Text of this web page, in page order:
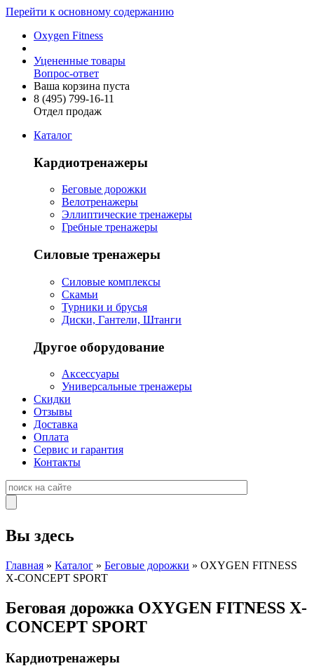
Перейти к основному содержанию
Oxygen Fitness
Уцененные товары
Вопрос-ответ
Ваша корзина пуста
8 (495) 799-16-11
Отдел продаж
Каталог
Кардиотренажеры
Беговые дорожки
Велотренажеры
Эллиптические тренажеры
Гребные тренажеры
Силовые тренажеры
Силовые комплексы
Скамьи
Турники и брусья
Диски, Гантели, Штанги
Другое оборудование
Аксессуары
Универсальные тренажеры
Скидки
Отзывы
Доставка
Оплата
Сервис и гарантия
Контакты
Вы здесь
Главная » Каталог » Беговые дорожки » OXYGEN FITNESS
X-CONCEPT SPORT
Беговая дорожка OXYGEN FITNESS X-
CONCEPT SPORT
Кардиотренажеры